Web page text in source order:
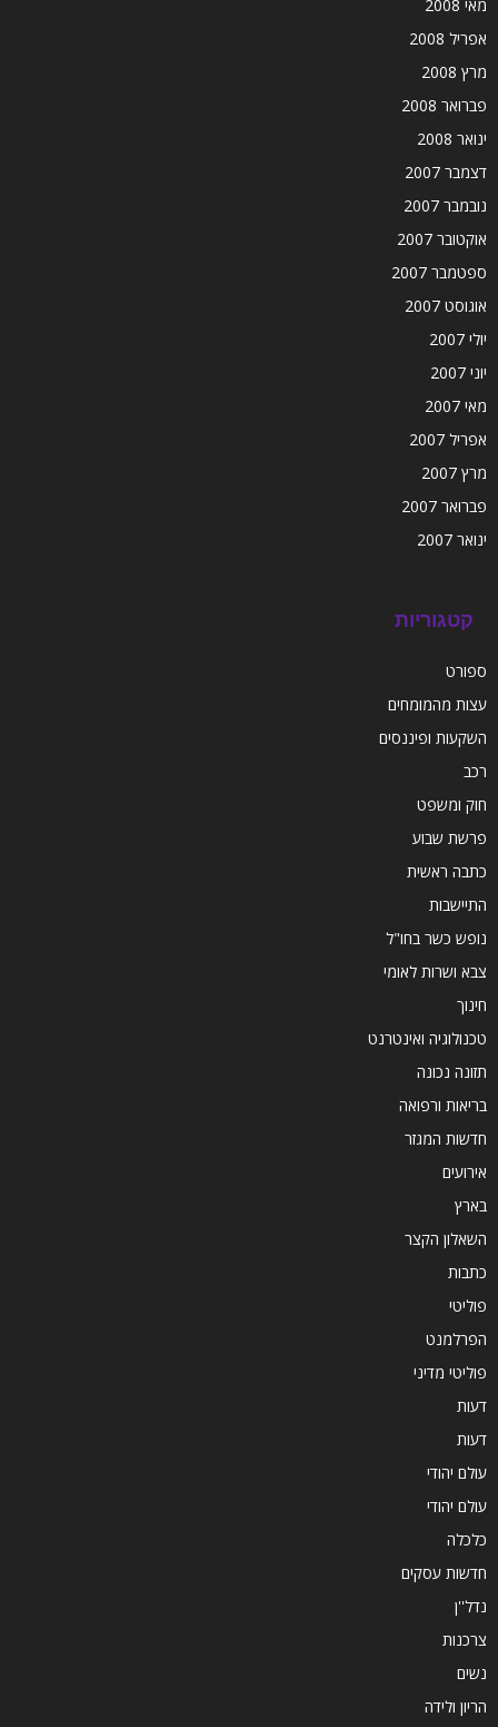
מאי 2008
אפריל 2008
מרץ 2008
פברואר 2008
ינואר 2008
דצמבר 2007
נובמבר 2007
אוקטובר 2007
ספטמבר 2007
אוגוסט 2007
יולי 2007
יוני 2007
מאי 2007
אפריל 2007
מרץ 2007
פברואר 2007
ינואר 2007
קטגוריות
ספורט
עצות מהמומחים
השקעות ופיננסים
רכב
חוק ומשפט
פרשת שבוע
כתבה ראשית
התיישבות
נופש כשר בחו"ל
צבא ושרות לאומי
חינוך
טכנולוגיה ואינטרנט
תזונה נכונה
בריאות ורפואה
חדשות המגזר
אירועים
בארץ
השאלון הקצר
כתבות
פוליטי
הפרלמנט
פוליטי מדיני
דעות
דעות
עולם יהודי
עולם יהודי
כלכלה
חדשות עסקים
נדל''ן
צרכנות
נשים
הריון ולידה